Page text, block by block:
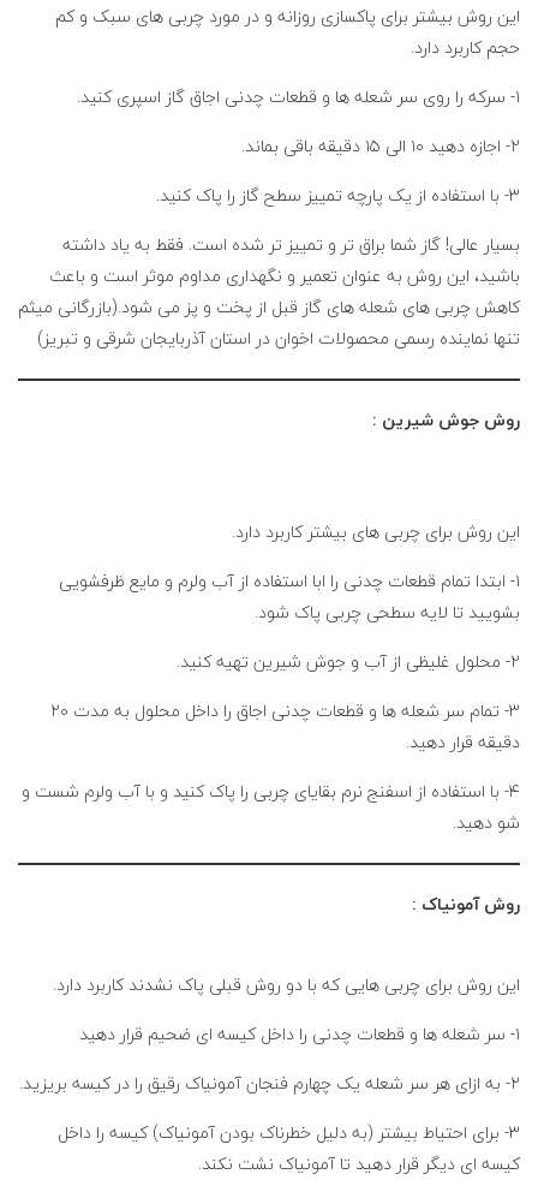
این روش بیشتر برای پاکسازی روزانه و در مورد چربی های سبک و کم
حجم کاربرد دارد.
۱- سرکه را روی سر شعله ها و قطعات چدنی اجاق گاز اسپری کنید.
۲- اجازه دهید ۱۰ الی ۱۵ دقیقه باقی بماند.
۳- با استفاده از یک پارچه تمییز سطح گاز را پاک کنید.
بسیار عالی! گاز شما براق تر و تمییز تر شده است. فقط به یاد داشته
باشید، این روش به عنوان تعمیر و نگهداری مداوم موثر است و باعث
کاهش چربی های شعله های گاز قبل از پخت و پز می شود.(بازرگانی میثم
تنها نماینده رسمی محصولات اخوان در استان آذربایجان شرقی و تبریز)
روش جوش شیرین :
این روش برای چربی های بیشتر کاربرد دارد.
۱- ابتدا تمام قطعات چدنی را ابا استفاده از آب ولرم و مایع ظرفشویی
بشویید تا لایه سطحی چربی پاک شود.
۲- محلول غلیظی از آب و جوش شیرین تهیه کنید.
۳- تمام سر شعله ها و قطعات چدنی اجاق را داخل محلول به مدت ۲۰
دقیقه قرار دهید.
۴- با استفاده از اسفنج نرم بقایای چربی را پاک کنید و با آب ولرم شست و
شو دهید.
روش آمونیاک :
این روش برای چربی هایی که با دو روش قبلی پاک نشدند کاربرد دارد.
۱- سر شعله ها و قطعات چدنی را داخل کیسه ای ضحیم قرار دهید
۲- به ازای هر سر شعله یک چهارم فنجان آمونیاک رقیق را در کیسه بریزید.
۳- برای احتیاط بیشتر (به دلیل خطرناک بودن آمونیاک) کیسه را داخل
کیسه ای دیگر قرار دهید تا آمونیاک نشت نکند.